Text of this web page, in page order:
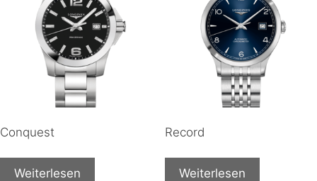
Conquest
Weiterlesen
Record
Weiterlesen